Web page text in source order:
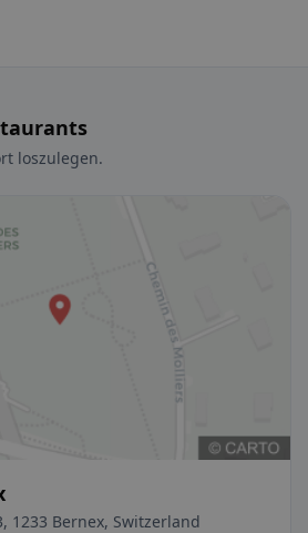
loszulegen.
1233 Bernex, Switzerland